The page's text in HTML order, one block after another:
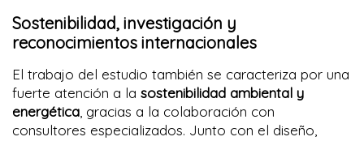
Sostenibilidad, investigación y
reconocimientos internacionales
El trabajo del estudio también se caracteriza por una
fuerte atención a la sostenibilidad ambiental y
energética , gracias a la colaboración con
consultores especializados. Junto con el diseño,